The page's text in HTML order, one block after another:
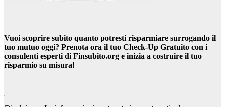
Vuoi scoprire subito quanto potresti risparmiare surrogando il
tuo mutuo oggi? Prenota ora il tuo Check-Up Gratuito con i
consulenti esperti di Finsubito.org e inizia a costruire il tuo
risparmio su misura!